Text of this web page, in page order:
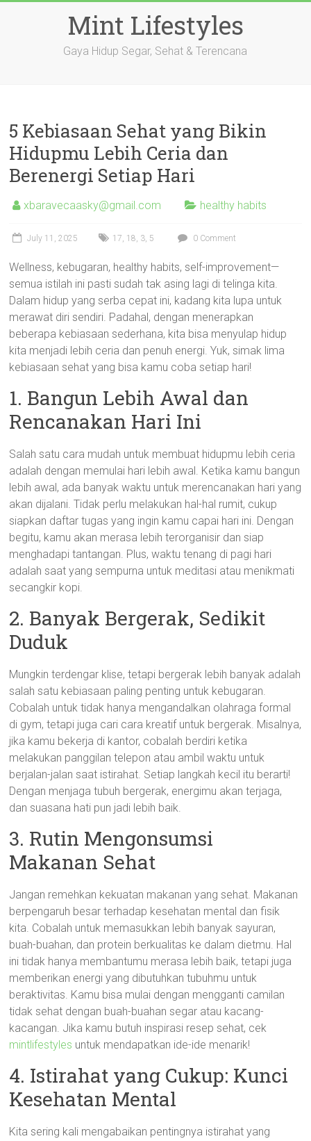
Mint Lifestyles
Gaya Hidup Segar, Sehat & Terencana
5 Kebiasaan Sehat yang Bikin
Hidupmu Lebih Ceria dan
Berenergi Setiap Hari
xbaravecaasky@gmail.com healthy habits
July 11, 2025 17, 18, 3, 5 0 Comment
Wellness, kebugaran, healthy habits, self-improvement—
semua istilah ini pasti sudah tak asing lagi di telinga kita.
Dalam hidup yang serba cepat ini, kadang kita lupa untuk
merawat diri sendiri. Padahal, dengan menerapkan
beberapa kebiasaan sederhana, kita bisa menyulap hidup
kita menjadi lebih ceria dan penuh energi. Yuk, simak lima
kebiasaan sehat yang bisa kamu coba setiap hari!
1. Bangun Lebih Awal dan
Rencanakan Hari Ini
Salah satu cara mudah untuk membuat hidupmu lebih ceria
adalah dengan memulai hari lebih awal. Ketika kamu bangun
lebih awal, ada banyak waktu untuk merencanakan hari yang
akan dijalani. Tidak perlu melakukan hal-hal rumit, cukup
siapkan daftar tugas yang ingin kamu capai hari ini. Dengan
begitu, kamu akan merasa lebih terorganisir dan siap
menghadapi tantangan. Plus, waktu tenang di pagi hari
adalah saat yang sempurna untuk meditasi atau menikmati
secangkir kopi.
2. Banyak Bergerak, Sedikit
Duduk
Mungkin terdengar klise, tetapi bergerak lebih banyak adalah
salah satu kebiasaan paling penting untuk kebugaran.
Cobalah untuk tidak hanya mengandalkan olahraga formal
di gym, tetapi juga cari cara kreatif untuk bergerak. Misalnya,
jika kamu bekerja di kantor, cobalah berdiri ketika
melakukan panggilan telepon atau ambil waktu untuk
berjalan-jalan saat istirahat. Setiap langkah kecil itu berarti!
Dengan menjaga tubuh bergerak, energimu akan terjaga,
dan suasana hati pun jadi lebih baik.
3. Rutin Mengonsumsi
Makanan Sehat
Jangan remehkan kekuatan makanan yang sehat. Makanan
berpengaruh besar terhadap kesehatan mental dan fisik
kita. Cobalah untuk memasukkan lebih banyak sayuran,
buah-buahan, dan protein berkualitas ke dalam dietmu. Hal
ini tidak hanya membantumu merasa lebih baik, tetapi juga
memberikan energi yang dibutuhkan tubuhmu untuk
beraktivitas. Kamu bisa mulai dengan mengganti camilan
tidak sehat dengan buah-buahan segar atau kacang-
kacangan. Jika kamu butuh inspirasi resep sehat, cek
mintlifestyles untuk mendapatkan ide-ide menarik!
4. Istirahat yang Cukup: Kunci
Kesehatan Mental
Kita sering kali mengabaikan pentingnya istirahat yang